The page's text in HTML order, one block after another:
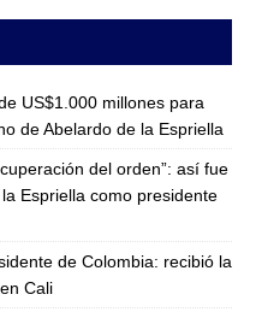
US$1.000 millones para
de Abelardo de la Espriella
del orden”: así fue
Espriella como presidente
de Colombia: recibió la
Cali